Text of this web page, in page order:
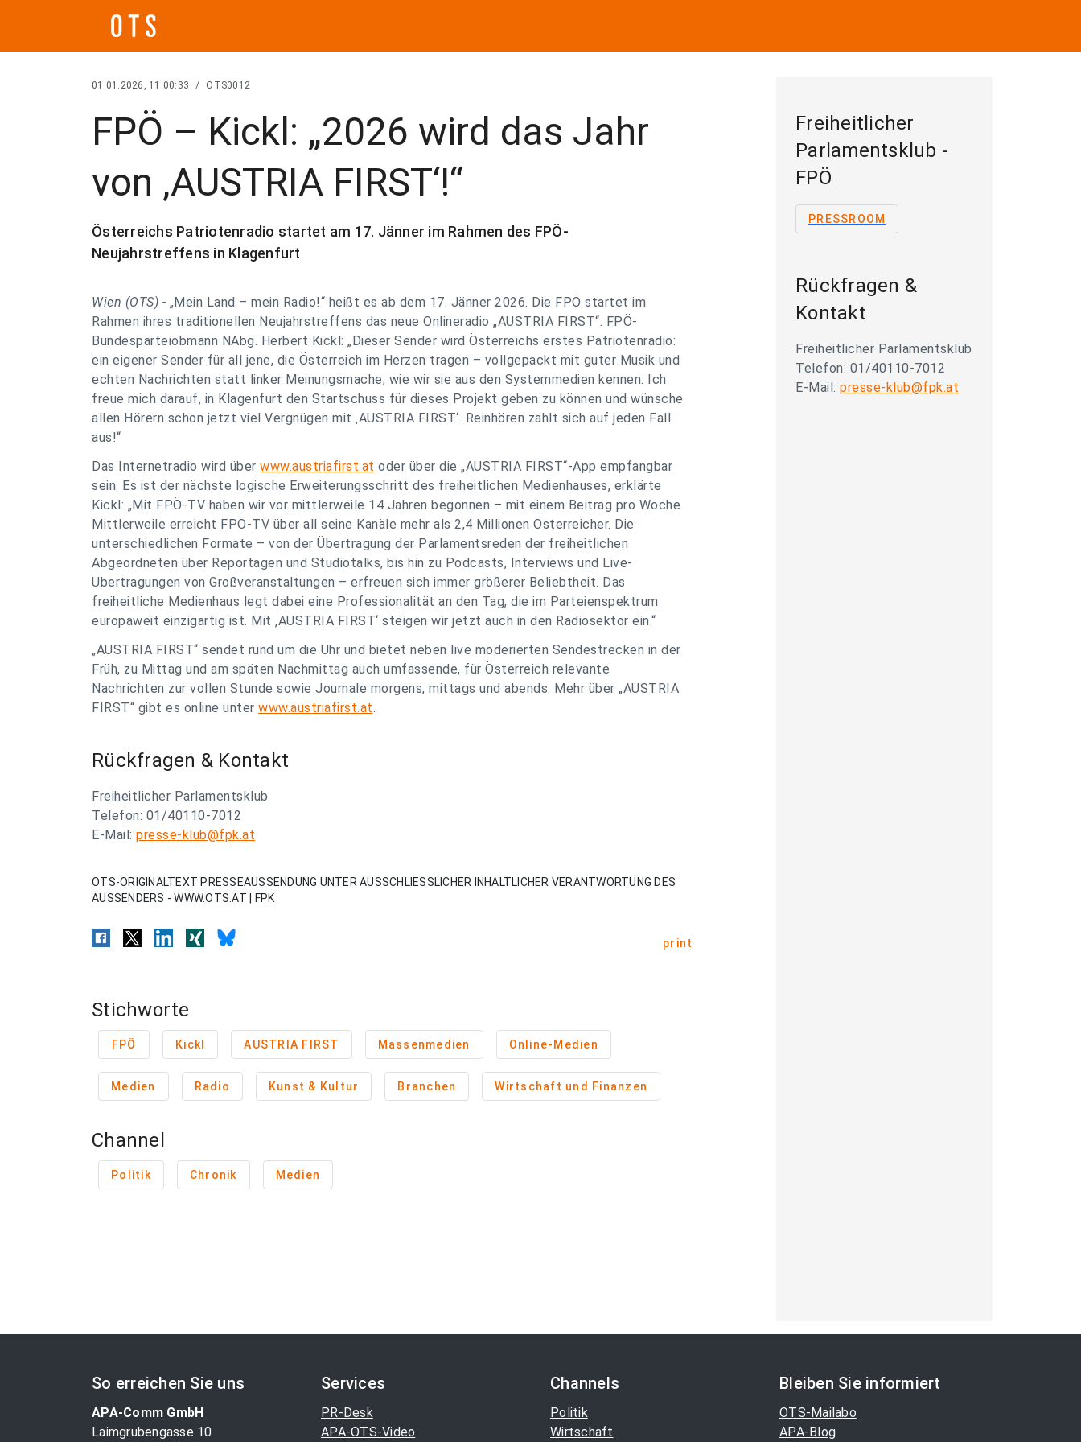
01.01.2026, 11:00:33 / OTS0012
FPÖ – Kickl: „2026 wird das Jahr
von ‚AUSTRIA FIRST‘!“
Österreichs Patriotenradio startet am 17. Jänner im Rahmen des FPÖ-
Neujahrstreffens in Klagenfurt
Wien (OTS) - „Mein Land – mein Radio!“ heißt es ab dem 17. Jänner 2026. Die FPÖ startet im
Rahmen ihres traditionellen Neujahrstreffens das neue Onlineradio „AUSTRIA FIRST“. FPÖ-
Bundesparteiobmann NAbg. Herbert Kickl: „Dieser Sender wird Österreichs erstes Patriotenradio:
ein eigener Sender für all jene, die Österreich im Herzen tragen – vollgepackt mit guter Musik und
echten Nachrichten statt linker Meinungsmache, wie wir sie aus den Systemmedien kennen. Ich
freue mich darauf, in Klagenfurt den Startschuss für dieses Projekt geben zu können und wünsche
allen Hörern schon jetzt viel Vergnügen mit ‚AUSTRIA FIRST‘. Reinhören zahlt sich auf jeden Fall
aus!“
Das Internetradio wird über www.austriafirst.at oder über die „AUSTRIA FIRST“-App empfangbar
sein. Es ist der nächste logische Erweiterungsschritt des freiheitlichen Medienhauses, erklärte
Kickl: „Mit FPÖ-TV haben wir vor mittlerweile 14 Jahren begonnen – mit einem Beitrag pro Woche.
Mittlerweile erreicht FPÖ-TV über all seine Kanäle mehr als 2,4 Millionen Österreicher. Die
unterschiedlichen Formate – von der Übertragung der Parlamentsreden der freiheitlichen
Abgeordneten über Reportagen und Studiotalks, bis hin zu Podcasts, Interviews und Live-
Übertragungen von Großveranstaltungen – erfreuen sich immer größerer Beliebtheit. Das
freiheitliche Medienhaus legt dabei eine Professionalität an den Tag, die im Parteienspektrum
europaweit einzigartig ist. Mit ‚AUSTRIA FIRST‘ steigen wir jetzt auch in den Radiosektor ein.“
„AUSTRIA FIRST“ sendet rund um die Uhr und bietet neben live moderierten Sendestrecken in der
Früh, zu Mittag und am späten Nachmittag auch umfassende, für Österreich relevante
Nachrichten zur vollen Stunde sowie Journale morgens, mittags und abends. Mehr über „AUSTRIA
FIRST“ gibt es online unter www.austriafirst.at.
Rückfragen & Kontakt
Freiheitlicher Parlamentsklub
Telefon: 01/40110-7012
E-Mail: presse-klub@fpk.at
OTS-ORIGINALTEXT PRESSEAUSSENDUNG UNTER AUSSCHLIESSLICHER INHALTLICHER VERANTWORTUNG DES
AUSSENDERS - WWW.OTS.AT | FPK
print
Stichworte
FPÖ Kickl AUSTRIA FIRST Massenmedien Online-Medien
Medien Radio Kunst & Kultur Branchen Wirtschaft und Finanzen
Channel
Politik Chronik Medien
Freiheitlicher
Parlamentsklub -
FPÖ
PRESSROOM
Rückfragen &
Kontakt
Freiheitlicher Parlamentsklub
Telefon: 01/40110-7012
E-Mail: presse-klub@fpk.at
So erreichen Sie uns
APA-Comm GmbH
Laimgrubengasse 10
Services
PR-Desk
APA-OTS-Video
Channels
Politik
Wirtschaft
Bleiben Sie informiert
OTS-Mailabo
APA-Blog